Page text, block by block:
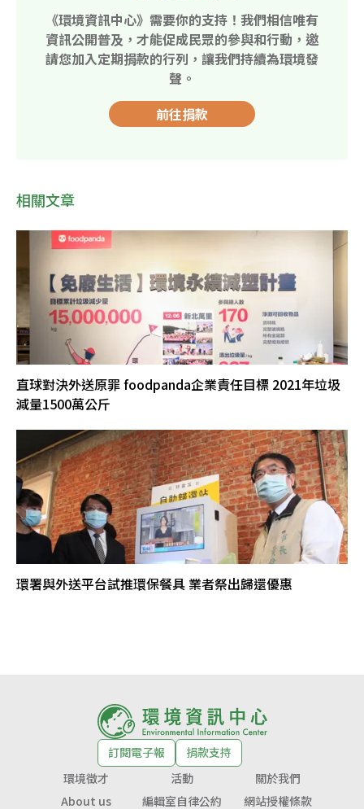
《環境資訊中心》需要你的支持！我們相信唯有
資訊公開普及，才能促成民眾的參與和行動，邀
請您加入定期捐款的行列，讓我們持續為環境發
聲。
前往捐款
相關文章
直球對決外送原罪 foodpanda企業責任目標 2021年垃圾
減量1500萬公斤
環署與外送平台試推環保餐具 業者祭出歸還優惠
訂閱電子報
捐款支持
環境徵才
活動
關於我們
About us
編輯室自律公約 網站授權條款